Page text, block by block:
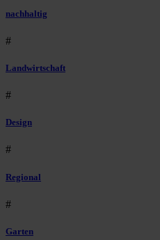
nachhaltig
#
Landwirtschaft
#
Design
#
Regional
#
Garten